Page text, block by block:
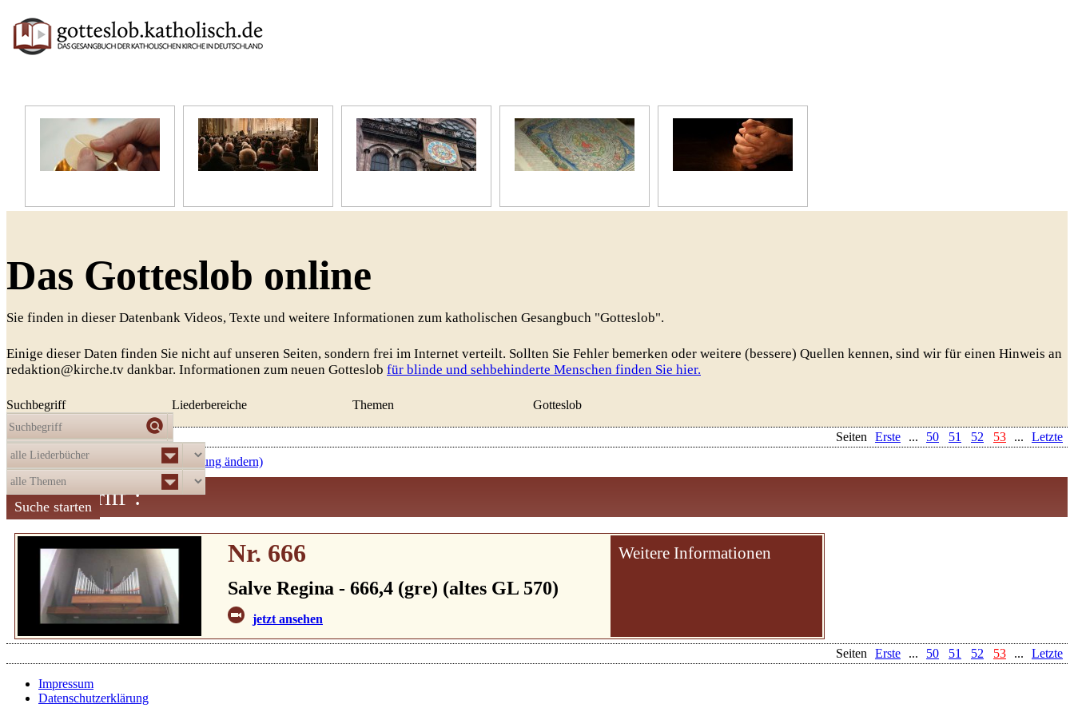
Das Gotteslob online
Sie finden in dieser Datenbank Videos, Texte und weitere Informationen zum katholischen Gesangbuch "Gotteslob".
Einige dieser Daten finden Sie nicht auf unseren Seiten, sondern frei im Internet verteilt. Sollten Sie Fehler bemerken oder weitere (bessere) Quellen kennen, sind wir für einen Hinweis an
redaktion@kirche.tv dankbar. Informationen zum neuen Gotteslob für blinde und sehbehinderte Menschen finden Sie hier.
Suchbegriff Liederbereiche Themen Gotteslob
Die Auswahlergab521Treffer: Seiten Erste ... 50 51 52 53 ...
Letzte
aufsteigend nach Nummer (Sortierung ändern)
Suchbegriff :
Nr. 666
Salve Regina - 666,4 (gre) (altes GL 570)
jetzt ansehen
Weitere Informationen
Seiten Erste ... 50 51 52 53 ... Letzte
Impressum
Datenschutzerklärung